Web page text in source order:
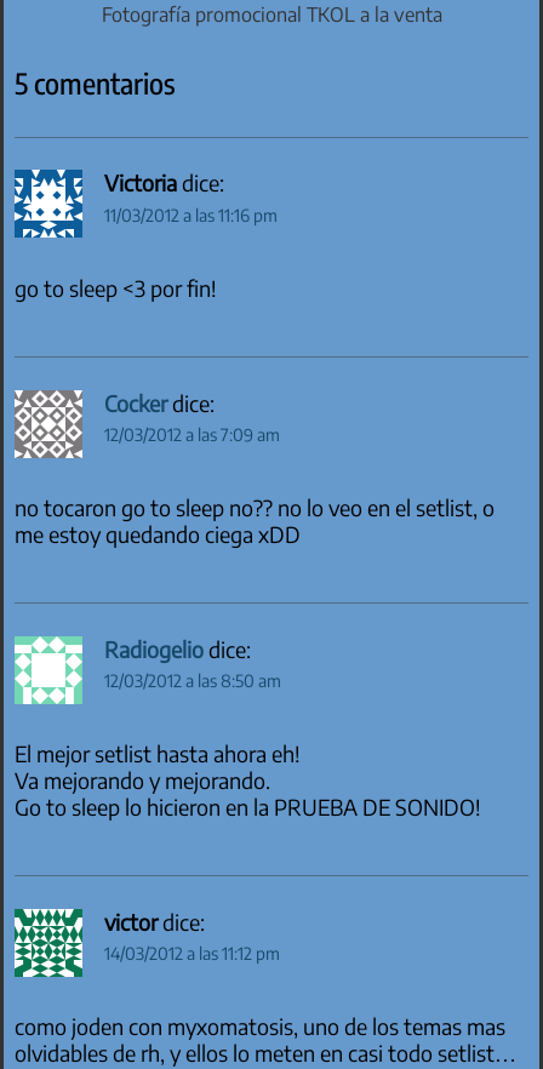
Fotografía promocional TKOL a la venta
5 comentarios
Victoriadice:
11/03/2012 a las 11:16 pm
go to sleep <3 por fin!
Cockerdice:
12/03/2012 a las 7:09 am
no tocaron go to sleep no?? no lo veo en el setlist, o
me estoy quedando ciega xDD
Radiogeliodice:
12/03/2012 a las 8:50 am
El mejor setlist hasta ahora eh!
Va mejorando y mejorando.
Go to sleep lo hicieron en la PRUEBA DE SONIDO!
victordice:
14/03/2012 a las 11:12 pm
como joden con myxomatosis, uno de los temas mas
olvidables de rh, y ellos lo meten en casi todo setlist…